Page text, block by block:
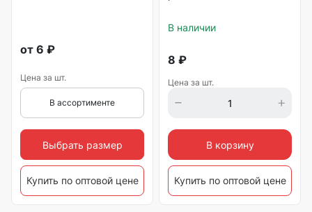
от 6 ₽
Цена за шт.
В ассортименте
Выбрать размер
Купить по оптовой цене
В наличии
8 ₽
Цена за шт.
В корзину
Купить по оптовой цене